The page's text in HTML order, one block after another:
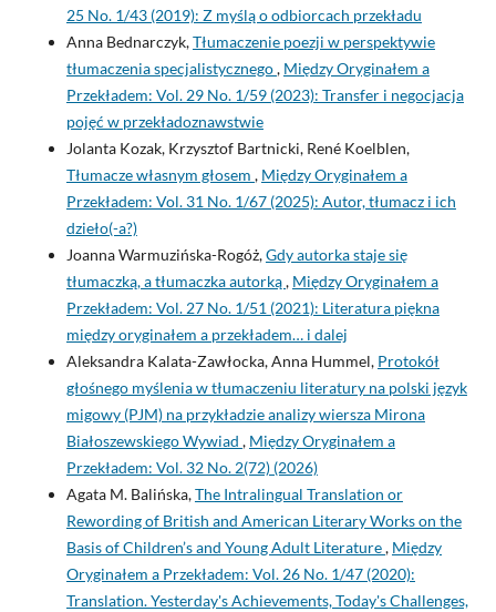
25 No. 1/43 (2019): Z myślą o odbiorcach przekładu
Anna Bednarczyk,Tłumaczenie poezji w perspektywie
tłumaczenia specjalistycznego, Między Oryginałem a
Przekładem: Vol. 29 No. 1/59 (2023): Transfer i negocjacja
pojęć w przekładoznawstwie
Jolanta Kozak, Krzysztof Bartnicki, René Koelblen,
Tłumacze własnym głosem , Między Oryginałem a
Przekładem: Vol. 31 No. 1/67 (2025): Autor, tłumacz i ich
dzieło(-a?)
Joanna Warmuzińska-Rogóż,Gdy autorka staje się
tłumaczką, a tłumaczka autorką, Między Oryginałem a
Przekładem: Vol. 27 No. 1/51 (2021): Literatura piękna
między oryginałem a przekładem… i dalej
Aleksandra Kalata-Zawłocka, Anna Hummel, Protokół
głośnego myślenia w tłumaczeniu literatury na polski język
migowy (PJM) na przykładzie analizy wiersza Mirona
Białoszewskiego Wywiad , Między Oryginałem a
Przekładem: Vol. 32 No. 2(72) (2026)
Agata M. Balińska,The Intralingual Translation or
Rewording of British and American Literary Works on the
Basis of Children’s and Young Adult Literature, Między
Oryginałem a Przekładem: Vol. 26 No. 1/47 (2020):
Translation. Yesterday's Achievements, Today's Challenges,